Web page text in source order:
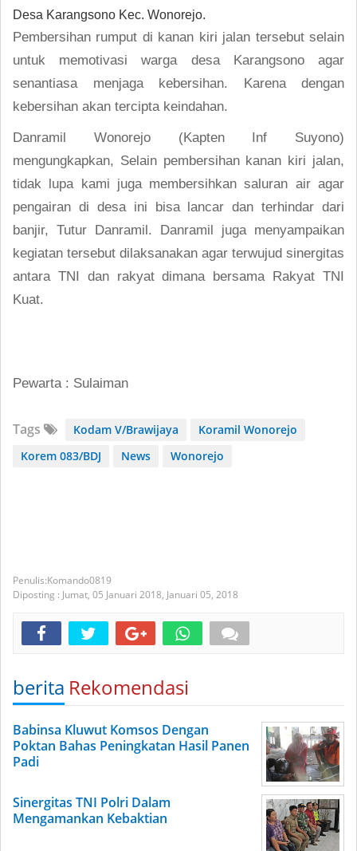
Desa Karangsono Kec. Wonorejo.
Pembersihan rumput di kanan kiri jalan tersebut selain
untuk memotivasi warga desa Karangsono agar
senantiasa menjaga kebersihan. Karena dengan
kebersihan akan tercipta keindahan.
Danramil Wonorejo (Kapten Inf Suyono)
mengungkapkan, Selain pembersihan kanan kiri jalan,
tidak lupa kami juga membersihkan saluran air agar
pengairan di desa ini bisa lancar dan terhindar dari
banjir, Tutur Danramil. Danramil juga menyampaikan
kegiatan tersebut dilaksanakan agar terwujud sinergitas
antara TNI dan rakyat dimana bersama Rakyat TNI
Kuat.
Pewarta : Sulaiman
Tags Kodam V/Brawijaya
Koramil Wonorejo
Korem 083/BDJ
News Wonorejo
Komando0819
Diposting : Jumat, 05 Januari 2018, Januari 05, 2018
berita Rekomendasi
Babinsa Kluwut Komsos Dengan
Poktan Bahas Peningkatan Hasil Panen
Padi
Sinergitas TNI Polri Dalam
Mengamankan Kebaktian